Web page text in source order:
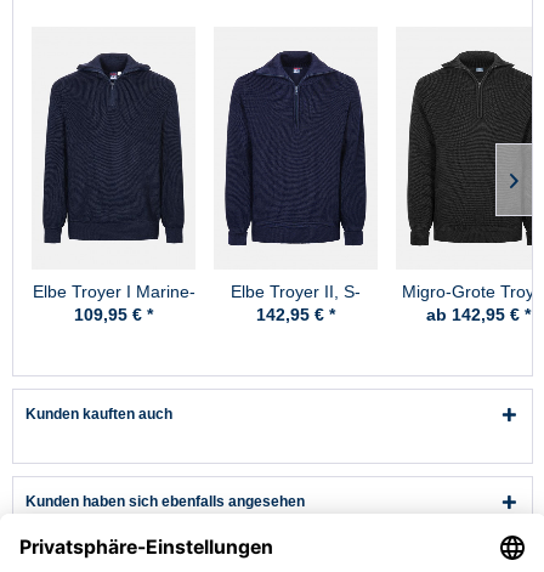
Elbe Troyer I Marine-
Blau
109,95 € *
Elbe Troyer II, S-
Skipper Marine-Blau
142,95 € *
Migro-Grote
Schurwolle -
ab 142,95 € *
Kunden kauften auch
Kunden haben sich ebenfalls angesehen